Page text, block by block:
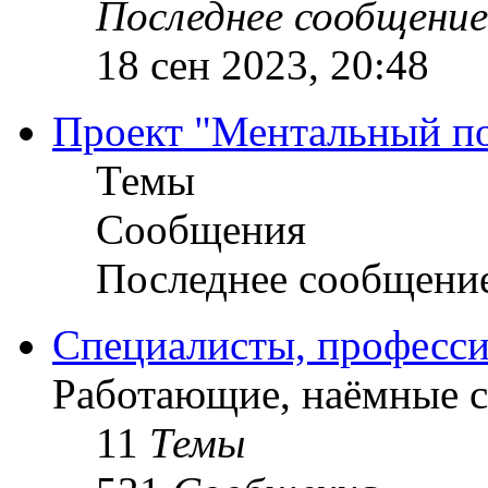
Последнее сообщение
18 сен 2023, 20:48
Проект "Ментальный
Темы
Сообщения
Последнее
Специалисты,
Работающие, наёмные
11 Темы